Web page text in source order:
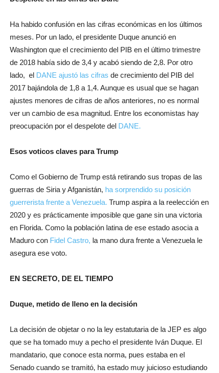
Ha habido confusión en las cifras económicas en los últimos
meses. Por un lado, el presidente Duque anunció en
Washington que el crecimiento del PIB en el último trimestre
de 2018 había sido de 3,4 y acabó siendo de 2,8. Por otro
lado, el DANE ajustó las cifras de crecimiento del PIB del
2017 bajándola de 1,8 a 1,4. Aunque es usual que se hagan
ajustes menores de cifras de años anteriores, no es normal
ver un cambio de esa magnitud. Entre los economistas hay
preocupación por el despelote del DANE.
Esos voticos claves para Trump
Como el Gobierno de Trump está retirando sus tropas de las
guerras de Siria y Afganistán, ha sorprendido su posición
guerrerista frente a Venezuela. Trump aspira a la reelección en
2020 y es prácticamente imposible que gane sin una victoria
en Florida. Como la población latina de ese estado asocia a
Maduro con Fidel Castro, la mano dura frente a Venezuela le
asegura ese voto.
EN SECRETO, DE EL TIEMPO
Duque, metido de lleno en la decisión
La decisión de objetar o no la ley estatutaria de la JEP es algo
que se ha tomado muy a pecho el presidente Iván Duque. El
mandatario, que conoce esta norma, pues estaba en el
Senado cuando se tramitó, ha estado muy juicioso estudiando